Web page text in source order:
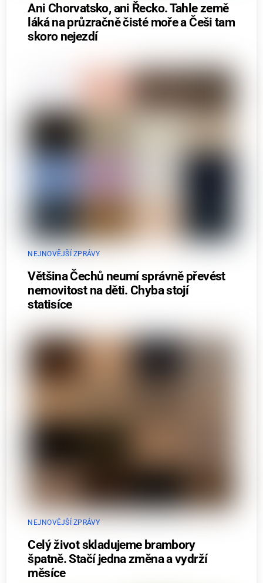
Ani Chorvatsko, ani Řecko. Tahle země
láká na průzračně čisté moře a Češi tam
skoro nejezdí
NEJNOVĚJŠÍ ZPRÁVY
Většina Čechů neumí správně převést
nemovitost na děti. Chyba stojí
statisíce
NEJNOVĚJŠÍ ZPRÁVY
Celý život skladujeme brambory
špatně. Stačí jedna změna a vydrží
měsíce